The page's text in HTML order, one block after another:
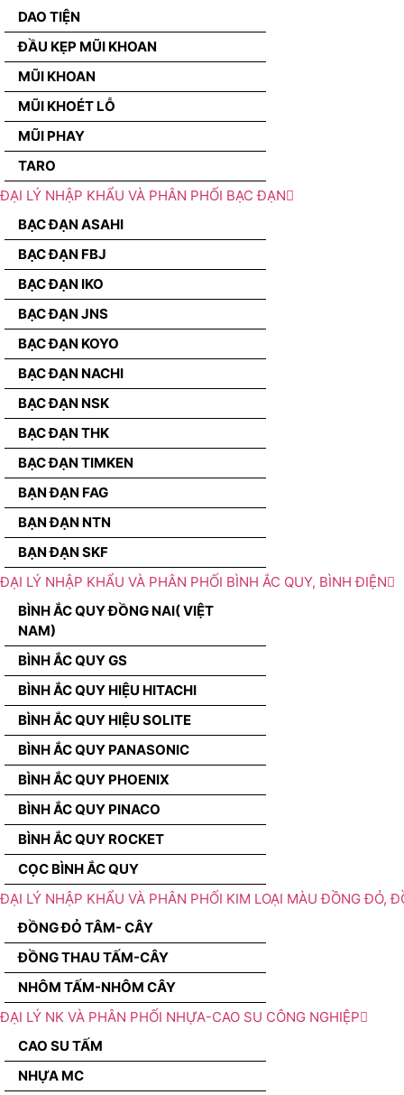
DAO TIỆN
ĐẦU KẸP MŨI KHOAN
MŨI KHOAN
MŨI KHOÉT LỖ
MŨI PHAY
TARO
ĐẠI LÝ NHẬP KHẨU VÀ PHÂN PHỐI BẠC ĐẠN
BẠC ĐẠN ASAHI
BẠC ĐẠN FBJ
BẠC ĐẠN IKO
BẠC ĐẠN JNS
BẠC ĐẠN KOYO
BẠC ĐẠN NACHI
BẠC ĐẠN NSK
BẠC ĐẠN THK
BẠC ĐẠN TIMKEN
BẠN ĐẠN FAG
BẠN ĐẠN NTN
BẠN ĐẠN SKF
ĐẠI LÝ NHẬP KHẨU VÀ PHÂN PHỐI BÌNH ẮC QUY, BÌNH ĐIỆN
BÌNH ẮC QUY ĐỒNG NAI( VIỆT
NAM)
BÌNH ẮC QUY GS
BÌNH ẮC QUY HIỆU HITACHI
BÌNH ẮC QUY HIỆU SOLITE
BÌNH ẮC QUY PANASONIC
BÌNH ẮC QUY PHOENIX
BÌNH ẮC QUY PINACO
BÌNH ẮC QUY ROCKET
CỌC BÌNH ẮC QUY
ĐẠI LÝ NHẬP KHẨU VÀ PHÂN PHỐI KIM LOẠI MÀU ĐỒNG ĐỎ,
ĐỒNG ĐỎ TÂM- CÂY
ĐỒNG THAU TẤM-CÂY
NHÔM TẤM-NHÔM CÂY
ĐẠI LÝ NK VÀ PHÂN PHỐI NHỰA-CAO SU CÔNG NGHIỆP
CAO SU TẤM
NHỰA MC